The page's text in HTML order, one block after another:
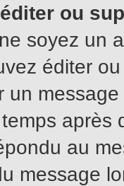
ou
soyez un
éditer
un
après
au
message